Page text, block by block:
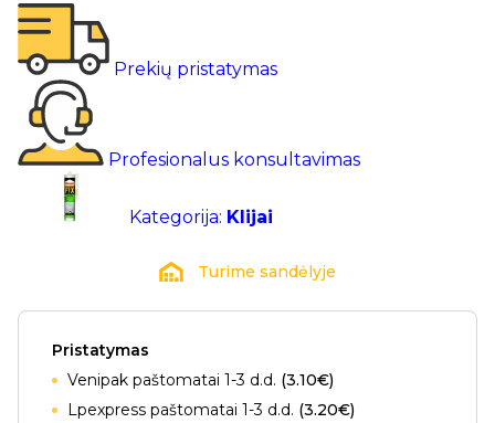
Prekių pristatymas
Profesionalus konsultavimas
Kategorija: Klijai
Turime sandėlyje
Pristatymas
Venipak paštomatai 1-3 d.d. (3.10€)
Lpexpress paštomatai 1-3 d.d. (3.20€)